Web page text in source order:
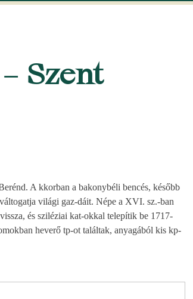
Szent
A kkorban a bakonybéli bencés, később
világi gaz-dáit. Népe a XVI. sz.-ban
és sziléziai kat-okkal telepítik be 1717-
heverő tp-ot találtak, anyagából kis kp-